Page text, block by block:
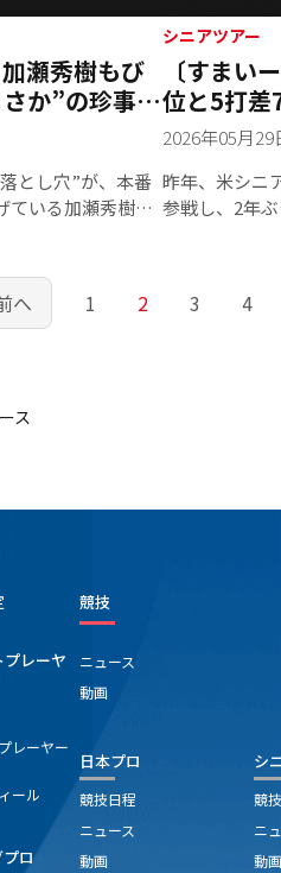
ディ・イーグ
んじゃないか
ね。
ている丸山智弘は
に2メートルにつ
4番パー4はティ
れると、左足下が
転がり、ボギー。
以降もティショッ
いても獲りきれ
ですね。ちょっと
す。
は2023年「コ
史上11人目と
る前に考え
で、明日は7
標スコアを出
た。初日、2
していたが、
かった」とフ
トル、8番で
瀬秀樹もび
さか”の珍事
体験
とし穴”が、本番
ている加瀬秀樹に
大会に向けて入念
ていた加瀬だった
ール落下地点が
"11オーバー"とい
ホール目」と気持
OBが出てショッ
。不運も受け止
にセカンドで3回
をどうしのぐか」
シニアツアー
〔すまい
位と5打差
思います
2026年05月29
昨年、米シニ
参戦し、2年
シニア4勝目
沈めてバー
につけて「
が、8番パー
たってフェ
ャンスに変
へ 1 2 3 4
ス
プレーヤ
レーヤー
ール
プロ
競技
ニュース
動画
日本プロ
競技日程
ニュース
動画
シ
競
ニ
動画